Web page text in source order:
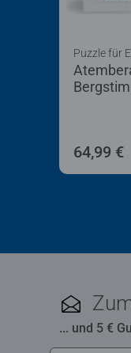
Puzzle für
64,99 €
... und 5 €